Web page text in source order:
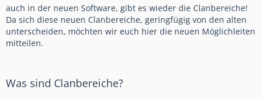
auch in der neuen Software, gibt es wieder die Clanbereiche!
Da sich diese neuen Clanbereiche, geringfügig von den alten
unterscheiden, möchten wir euch hier die neuen Möglichleiten
mitteilen.
Was sind Clanbereiche?